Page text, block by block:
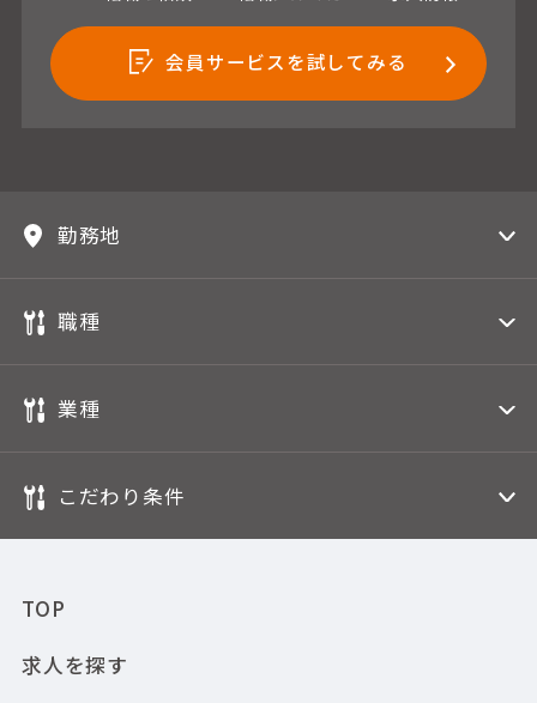
会員サービスを試してみる
勤務地
職種
業種
こだわり条件
TOP
求人を探す